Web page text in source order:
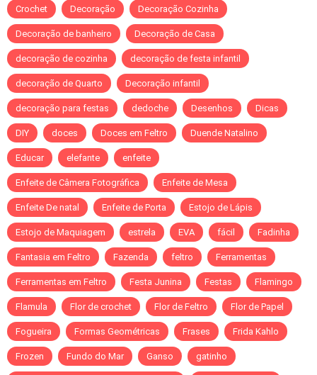
Crochet Decoração Decoração Cozinha
Decoração de banheiro Decoração de Casa
decoração de cozinha decoração de festa infantil
decoração de Quarto Decoração infantil
decoração para festas dedoche Desenhos Dicas
DIY doces Doces em Feltro Duende Natalino
Educar elefante enfeite
Enfeite de Câmera Fotográfica Enfeite de Mesa
Enfeite De natal Enfeite de Porta Estojo de Lápis
Estojo de Maquiagem estrela EVA fácil Fadinha
Fantasia em Feltro Fazenda feltro Ferramentas
Ferramentas em Feltro Festa Junina Festas Flamingo
Flamula Flor de crochet Flor de Feltro Flor de Papel
Fogueira Formas Geométricas Frases Frida Kahlo
Frozen Fundo do Mar Ganso gatinho